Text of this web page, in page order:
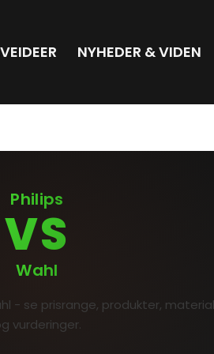
NYHEDER & VIDEN
Philips
VS
Wahl
- se prisrange, produkter,
vurderinger.